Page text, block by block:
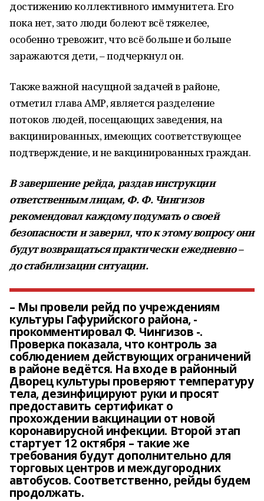
достижению коллективного иммунитета. Его
пока нет, зато люди болеют всё тяжелее,
особенно тревожит, что всё больше и больше
заражаются дети, – подчеркнул он.
Также важной насущной задачей в районе,
отметил глава АМР, является разделение
потоков людей, посещающих заведения, на
вакцинированных, имеющих соответствующее
подтверждение, и не вакцинированных граждан.
В завершение рейда, раздав инструкции
ответственным лицам, Ф. Ф. Чингизов
рекомендовал каждому подумать о своей
безопасности и заверил, что к этому вопросу они
будут возвращаться практически ежедневно –
до стабилизации ситуации.
– Мы провели рейд по учреждениям
культуры Гафурийского района, -
прокомментировал Ф. Чингизов -.
Проверка показала, что контроль за
соблюдением действующих ограничений
в районе ведётся. На входе в районный
Дворец культуры проверяют температуру
тела, дезинфицируют руки и просят
предоставить сертификат о
прохождении вакцинации от новой
коронавирусной инфекции. Второй этап
стартует 12 октября – такие же
требования будут дополнительно для
торговых центров и междугородних
автобусов. Соответственно, рейды будем
продолжать.